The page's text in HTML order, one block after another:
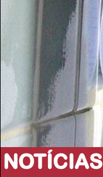
NOTÍCIAS